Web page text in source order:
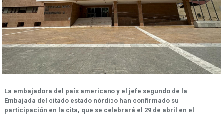
La embajadora del país americano y el jefe segundo de la
Embajada del citado estado nórdico han confirmado su
participación en la cita, que se celebrará el 29 de abril en el